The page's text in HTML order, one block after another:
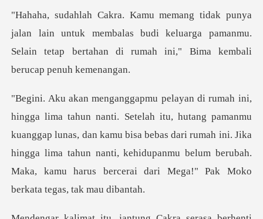
in untuk membalas budi keluarga pamanmu.
Selain tetap ber
pamanmu
kuanggap lunas, dan kamu bisa bebas dari rumah ini. Jika
hingga lima tahun nanti, kehidupa